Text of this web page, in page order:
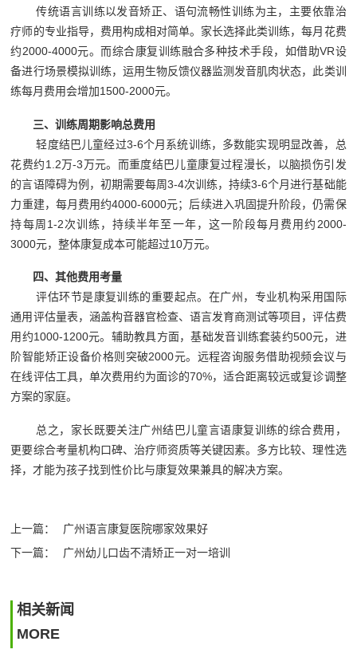
传统语言训练以发音矫正、语句流畅性训练为主，主要依靠治
疗师的专业指导，费用构成相对简单。家长选择此类训练，每月花费
约2000-4000元。而综合康复训练融合多种技术手段，如借助VR设
备进行场景模拟训练，运用生物反馈仪器监测发音肌肉状态，此类训
练每月费用会增加1500-2000元。
三、训练周期影响总费用
轻度结巴儿童经过3-6个月系统训练，多数能实现明显改善，总
花费约1.2万-3万元。而重度结巴儿童康复过程漫长，以脑损伤引发
的言语障碍为例，初期需要每周3-4次训练，持续3-6个月进行基础能
力重建，每月费用约4000-6000元；后续进入巩固提升阶段，仍需保
持每周1-2次训练，持续半年至一年，这一阶段每月费用约2000-
3000元，整体康复成本可能超过10万元。
四、其他费用考量
评估环节是康复训练的重要起点。在广州，专业机构采用国际
通用评估量表，涵盖构音器官检查、语言发育商测试等项目，评估费
用约1000-1200元。辅助教具方面，基础发音训练套装约500元，进
阶智能矫正设备价格则突破2000元。远程咨询服务借助视频会议与
在线评估工具，单次费用约为面诊的70%，适合距离较远或复诊调整
方案的家庭。
总之，家长既要关注广州结巴儿童言语康复训练的综合费用，
更要综合考量机构口碑、治疗师资质等关键因素。多方比较、理性选
择，才能为孩子找到性价比与康复效果兼具的解决方案。‍
上一篇：
广州语言康复医院哪家效果好
下一篇：
广州幼儿口齿不清矫正一对一培训
相关新闻
MORE